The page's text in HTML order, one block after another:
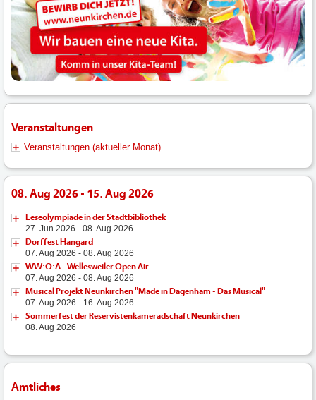
Veranstaltungen
Veranstaltungen (aktueller Monat)
08. Aug 2026 - 15. Aug 2026
Leseolympiade in der Stadtbibliothek
27. Jun 2026 - 08. Aug 2026
Dorffest Hangard
07. Aug 2026 - 08. Aug 2026
WW:O:A - Wellesweiler Open Air
07. Aug 2026 - 08. Aug 2026
Musical Projekt Neunkirchen "Made in Dagenham - Das Musical"
07. Aug 2026 - 16. Aug 2026
Sommerfest der Reservistenkameradschaft Neunkirchen
08. Aug 2026
Amtliches